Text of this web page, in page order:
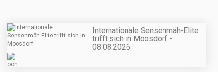
Internationale Sensenmäh-Elite
trifft sich in Moosdorf -
08.08.2026